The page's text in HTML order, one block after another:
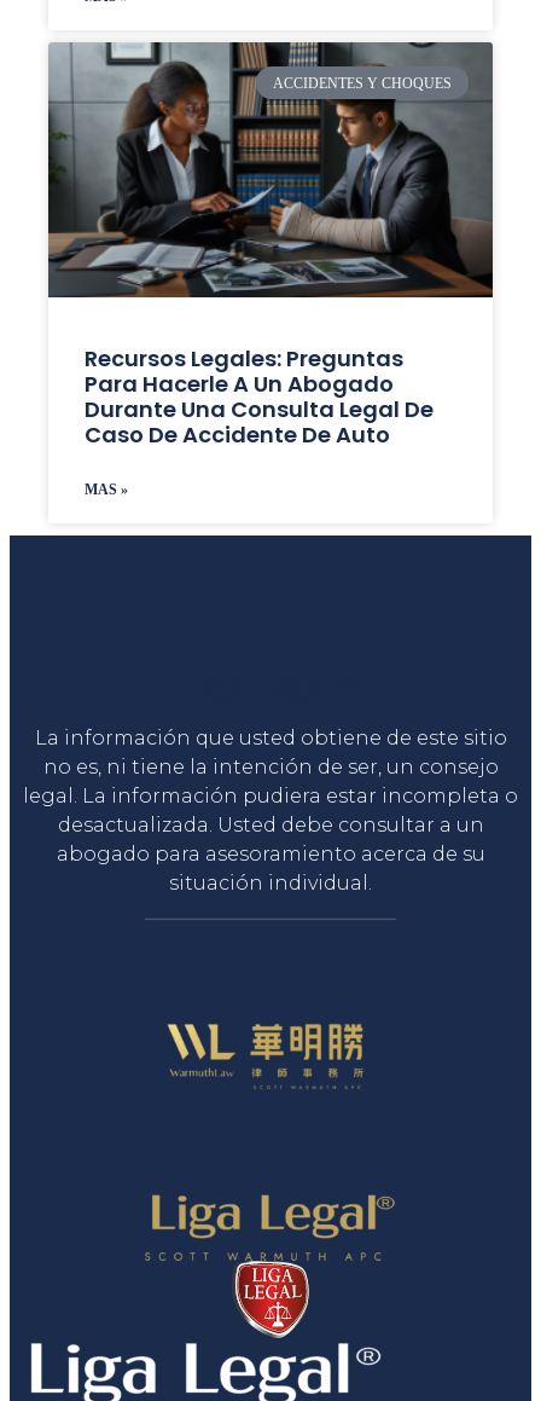
ACCIDENTES Y CHOQUES
Recursos Legales: Preguntas
Para Hacerle A Un Abogado
Durante Una Consulta Legal De
Caso De Accidente De Auto
MAS »
La información que usted obtiene de este sitio
no es, ni tiene la intención de ser, un consejo
legal. La información pudiera estar incompleta o
desactualizada. Usted debe consultar a un
abogado para asesoramiento acerca de su
situación individual.